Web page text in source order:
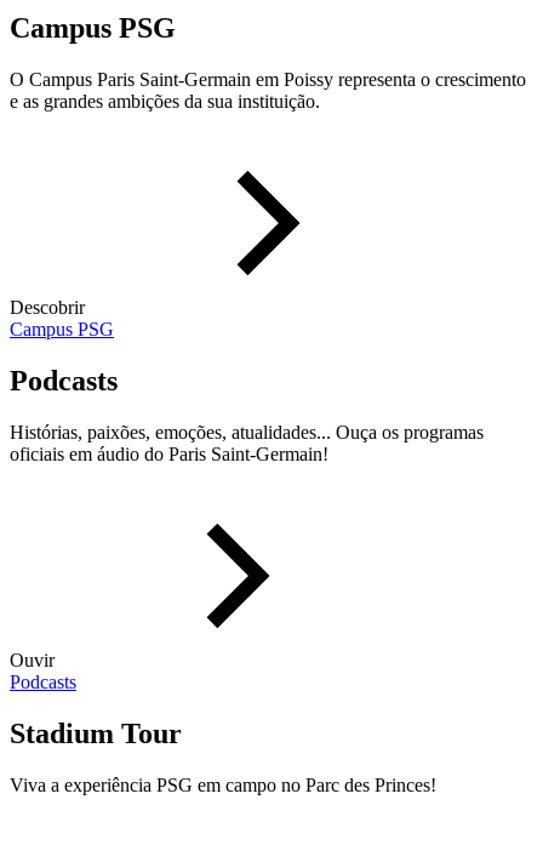
Campus PSG
O Campus Paris Saint-Germain em Poissy representa o crescimento
e as grandes ambições da sua instituição.
Descobrir
Campus PSG
Podcasts
Histórias, paixões, emoções, atualidades... Ouça os programas
oficiais em áudio do Paris Saint-Germain!
Ouvir
Podcasts
Stadium Tour
Viva a experiência PSG em campo no Parc des Princes!